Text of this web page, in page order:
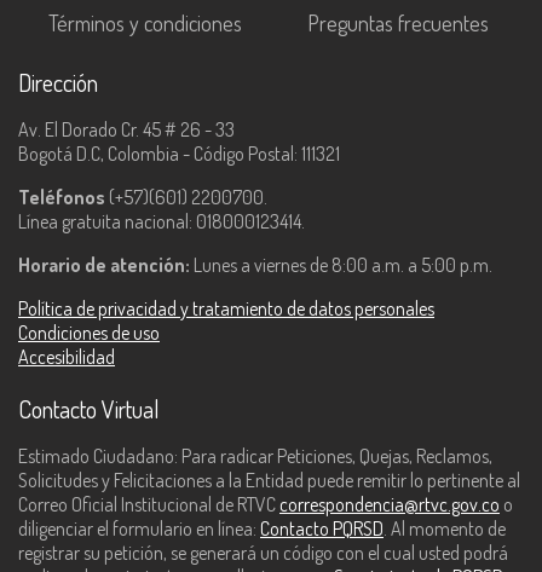
Términos y condiciones
Preguntas frecuentes
Dirección
Av. El Dorado Cr. 45 # 26 - 33
Bogotá D.C, Colombia - Código Postal: 111321
Teléfonos (+57)(601) 2200700.
Línea gratuita nacional: 018000123414.
Horario de atención: Lunes a viernes de 8:00 a.m. a 5:00 p.m.
Política de privacidad y tratamiento de datos personales
Condiciones de uso
Accesibilidad
Contacto Virtual
Estimado Ciudadano: Para radicar Peticiones, Quejas, Reclamos,
Solicitudes y Felicitaciones a la Entidad puede remitir lo pertinente al
Correo Oficial Institucional de RTVC correspondencia@rtvc.gov.co o
diligenciar el formulario en línea: Contacto PQRSD. Al momento de
registrar su petición, se generará un código con el cual usted podrá